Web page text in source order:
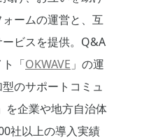
ームの運営と、互
ビスを提供。Q&A
「OKWAVE 」の運
のサポートコミュ
」を企業や地方自治体
社以上の導入実績